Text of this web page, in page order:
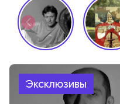
Эксклюзивы